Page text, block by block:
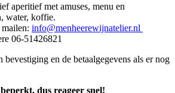
aperitief met amuses, menu en
water, koffie.
info@menheerewijnatelier.nl
06-51426821
en de betaalgegevens als er nog
dus reageer snel!